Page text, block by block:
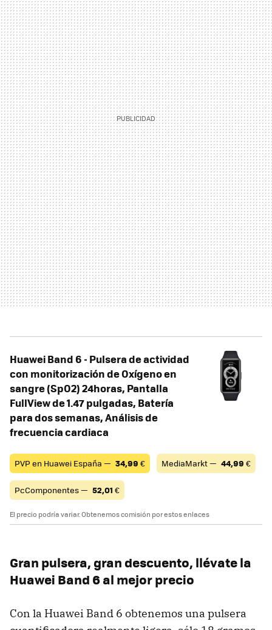
Huawei Band 6 - Pulsera de actividad
con monitorización de Oxígeno en
sangre (SpO2) 24horas, Pantalla
FullView de 1.47 pulgadas, Batería
para dos semanas, Análisis de
frecuencia cardiaca
PVP en Huawei España — 34,99 € MediaMarkt — 44,99 €
PcComponentes — 52,01 €
El precio podría variar. Obtenemos comisión por estos enlaces
Gran pulsera, gran descuento, llévate la
Huawei Band 6 al mejor precio
Con la Huawei Band 6 obtenemos una pulsera